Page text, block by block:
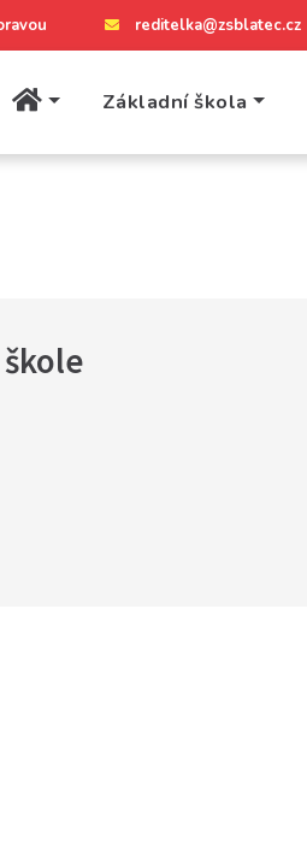
reditelka@zsblatec.cz
Základní škola